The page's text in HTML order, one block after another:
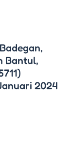
Bantul,
2024